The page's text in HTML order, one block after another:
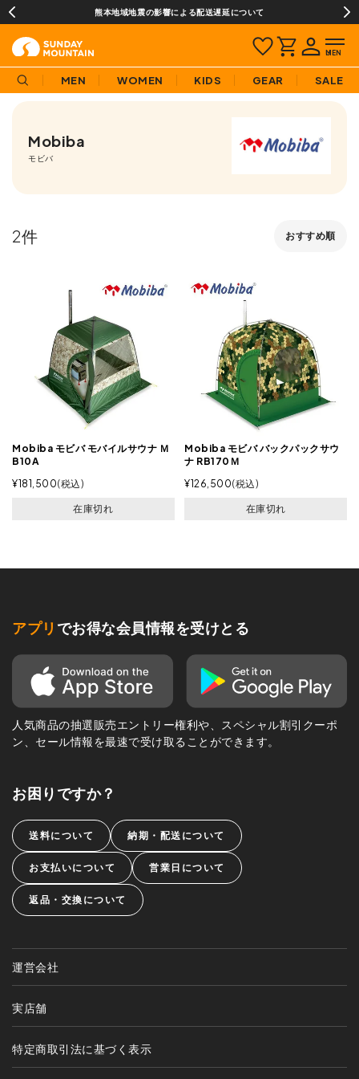
熊本地域地震の影響による配送遅延について
MEN WOMEN KIDS GEAR SALE
Mobiba
モビバ
おすすめ順
2
Mobiba モビバ モバイルサウナ Ｍ
B10A
¥181,500 税込
在庫切れ
Mobiba モビバ バックパックサウ
ナ RB170Ｍ
¥126,500 税込
在庫切れ
アプリ でお得な会員情報を受けとる
人気商品の抽選販売エントリー権利や、スペシャル割引クーポ
ン、セール情報を最速で受け取ることができます。
お困りですか？
送料について 納期・配送について
お支払いについて 営業日について
返品・交換について
運営会社
実店舗
特定商取引法に基づく表示